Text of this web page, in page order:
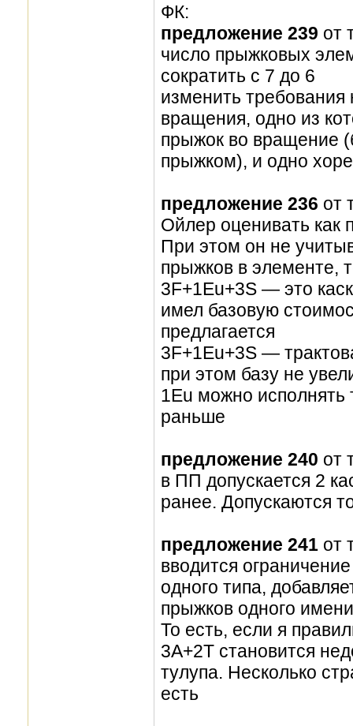
ФК:
предложение 239 от
число прыжковых
сократить с 7 до 6
изменить
вращения, одно из
прыжок во вращение
прыжком), и одно
предложение 236 от
Ойлер оценивать как
При этом он не
прыжков в элементе,
3F+1Eu+3S — это
имел базовую
предлагается
3F+1Eu+3S —
при этом базу не
1Eu можно исполнять
раньше
предложение 240 от
в ПП допускается 2
ранее. Допускаются
предложение 241от
вводится
одного типа,
прыжков одного
То есть, если я
3A+2T становится
тулупа. Несколько
есть